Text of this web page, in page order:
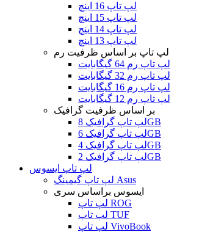
لپ تاپ 16 اینچ
لپ تاپ 15 اینچ
لپ تاپ 14 اینچ
لپ تاپ 13 اینچ
لپ تاپ بر اساس ظرفیت رم
لپ تاپ رم 64 گیگابایت
لپ تاپ رم 32 گیگابایت
لپ تاپ رم 16 گیگابایت
لپ تاپ رم 12 گیگابایت
بر اساس ظرفیت گرافیک
لپ تاپ گرافیک 8GB
لپ تاپ گرافیک 6GB
لپ تاپ گرافیک 4GB
لپ تاپ گرافیک 2GB
لپ تاپ ایسوس
لپ تاپ گیمینگ Asus
ایسوس براساس سری
لپ تاپ ROG
لپ تاپ TUF
لپ تاپ VivoBook